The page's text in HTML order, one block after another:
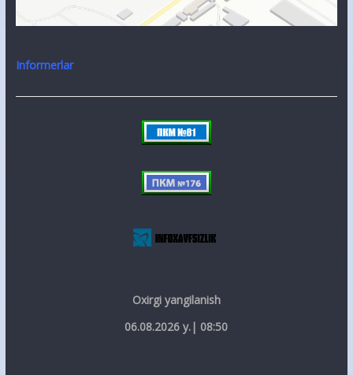
Informerlar
Oxirgi yangilanish
06.08.2026 y.| 08:50